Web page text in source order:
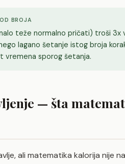
BROJA
teže normalno pričati) troši 3x
lagano šetanje istog broja
vremena sporog šetanja.
— šta
ali matematika kalorija nije